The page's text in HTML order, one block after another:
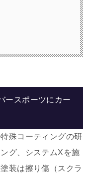
ースポーツにカー
殊コーティングの研
グ、システムXを施
装は擦り傷（スクラ